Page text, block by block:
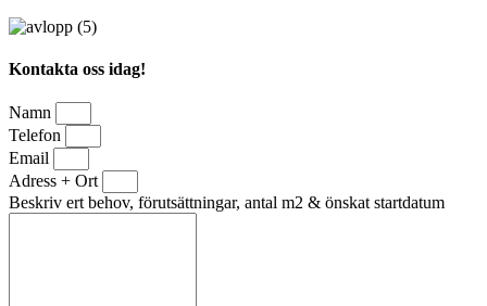
Kontakta oss idag!
Namn
Telefon
Email
Adress + Ort
Beskriv ert behov, förutsättningar, antal m2 & önskat startdatum